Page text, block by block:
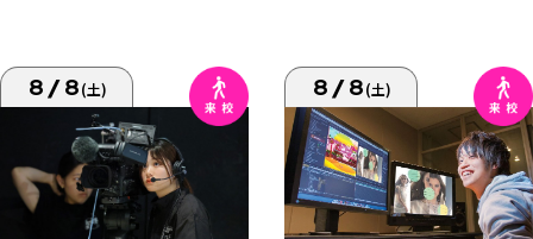
8/8(土) 8/8(土)